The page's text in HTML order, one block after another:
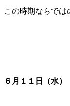
この時期ならでは
６月１１日（水